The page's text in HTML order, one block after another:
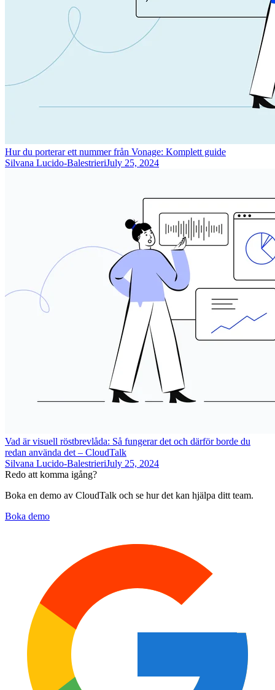
Hur du porterar ett nummer från Vonage: Komplett guide
Silvana Lucido-BalestrieriJuly 25, 2024
Vad är visuell röstbrevlåda: Så fungerar det och därför borde du
redan använda det – CloudTalk
Silvana Lucido-BalestrieriJuly 25, 2024
Redo att komma igång?
Boka en demo av CloudTalk och se hur det kan hjälpa ditt team.
Boka demo